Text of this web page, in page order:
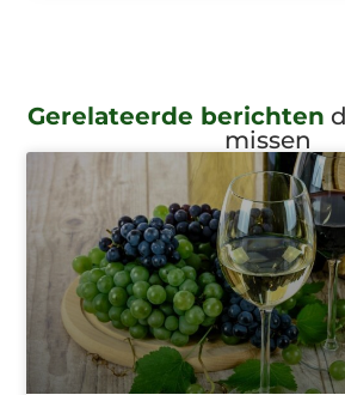
Gerelateerde berichten
missen